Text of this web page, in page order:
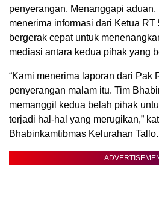
penyerangan. Menanggapi
menerima informasi dari Ketua RT
bergerak cepat untuk
mediasi antara kedua pihak yang
“Kami menerima laporan dari Pak
penyerangan malam itu. Tim
memanggil kedua belah pihak
terjadi hal-hal yang merugikan,”
Bhabinkamtibmas Kelurahan Tallo.